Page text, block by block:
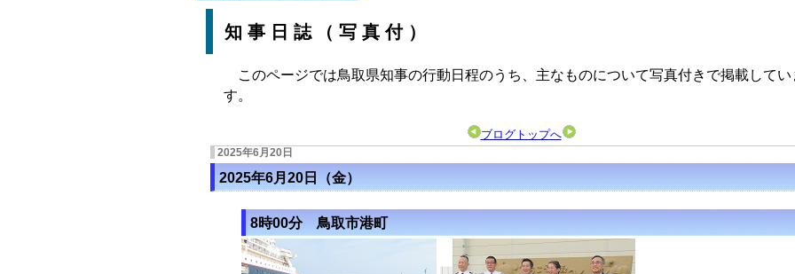
知事日誌（写真付）
このページでは鳥取県知事の行動日程のうち、主なものについて写真付きで掲載してい
す。
ブログトップへ
2025年6月20日
2025年6月20日（金）
8時00分 鳥取市港町